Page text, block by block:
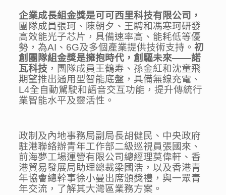
企業成長組金獎是可可西里科技有限公司，
團隊成員張珂、陳朝夕、王騁和馮寒珂研發
高效能光子芯片，具備速率高、能耗低等優
勢，為AI、6G及多個產業提供技術支持。初
創團隊組金獎是擁抱時代，創驅未來——諾
瓦科技 ，團隊成員王鶴寿、孫金紅和沈童飛
期望推出通用型智能底盤，具備無線充電、
L4全自動駕駛和語音交互功能，提升傳統行
業智能水平及靈活性。
政制及內地事務局副局長胡健民、中央政府
駐港聯絡辦青年工作部二級巡視員張國來、
前海夢工場運營有限公司總經理莫偉軒 、香
港貿易發展局助理總裁梁國浩，以及香港青
年協會總幹事徐小曼出席頒獎禮，與一眾青
年交流，了解其大灣區業務方案。